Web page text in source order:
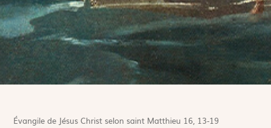
Évangile de Jésus Christ selon saint Matthieu 16, 13-19